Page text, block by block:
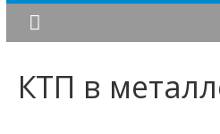
КТП в